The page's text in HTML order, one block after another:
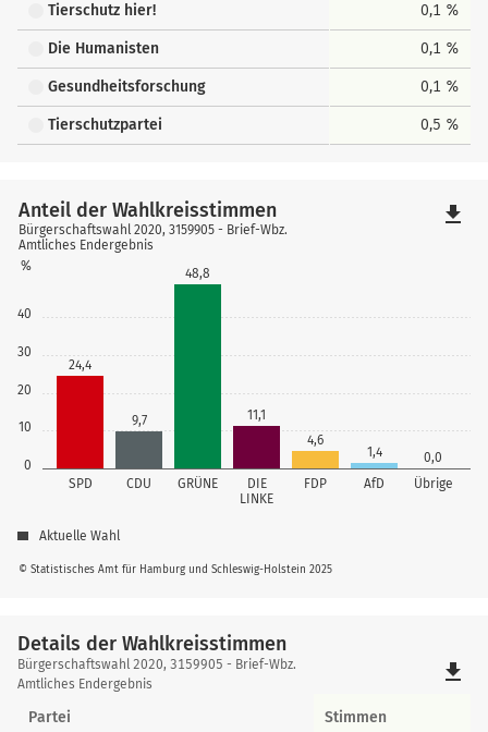
Tierschutz hier! 0,1 %
Die Humanisten 0,1 %
Gesundheitsforschung 0,1 %
Tierschutzpartei 0,5 %
0
10
20
30
40
%
SPD CDU GRÜNE
DIE
LINKE
FDP AfD Übrige
24,4
9,7
48,8
11,1
4,6
1,4 0,0
© Statistisches Amt für Hamburg und Schleswig-Holstein 2025
Anteil der Wahlkreisstimmen
Bürgerschaftswahl 2020, 3159905 - Brief-Wbz.
Amtliches Endergebnis
Aktuelle Wahl
file_download
Details der Wahlkreisstimmen
Details
der
Wahlkreisstimmen
Bürgerschaftswahl 2020, 3159905 - Brief-Wbz.
Amtliches Endergebnis
file_download
Partei Stimmen